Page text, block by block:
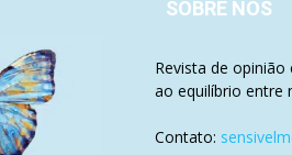
SOBRE NÓS
Revista de
ao equilíbrio entre
Contato: